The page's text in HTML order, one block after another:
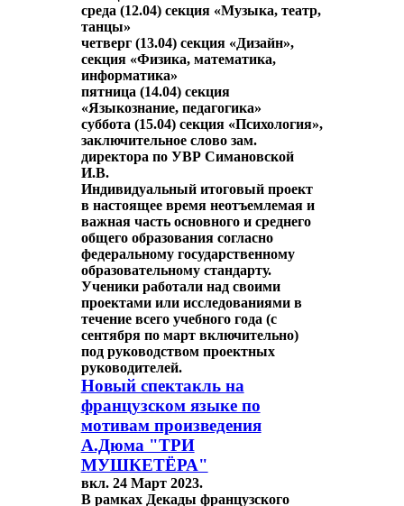
среда (12.04) секция «Музыка, театр,
танцы»
четверг (13.04) секция «Дизайн»,
секция «Физика, математика,
информатика»
пятница (14.04) секция
«Языкознание, педагогика»
суббота (15.04) секция «Психология»,
заключительное слово зам.
директора по УВР Симановской
И.В.
Индивидуальный итоговый проект
в настоящее время неотъемлемая и
важная часть основного и среднего
общего образования согласно
федеральному государственному
образовательному стандарту.
Ученики работали над своими
проектами или исследованиями в
течение всего учебного года (с
сентября по март включительно)
под руководством проектных
руководителей.
Новый спектакль на
французском языке по
мотивам произведения
А.Дюма "ТРИ
МУШКЕТЁРА"
вкл. 24 Март 2023.
В рамках Декады французского